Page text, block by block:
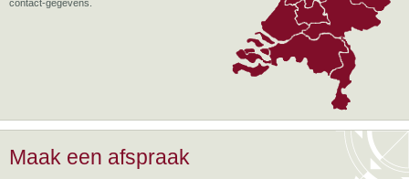
contact-gegevens.
Maak een afspraak